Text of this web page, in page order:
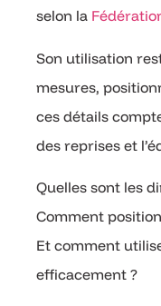
selon la
Son utilisation
mesures,
ces détails
des reprises et
Quelles sont les
Comment
Et comment
efficacement ?